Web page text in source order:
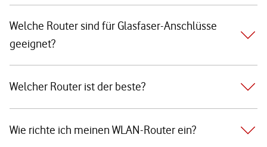
Welche Router sind für Glasfaser-Anschlüsse
geeignet?
Welcher Router ist der beste?
Wie richte ich meinen WLAN-Router ein?